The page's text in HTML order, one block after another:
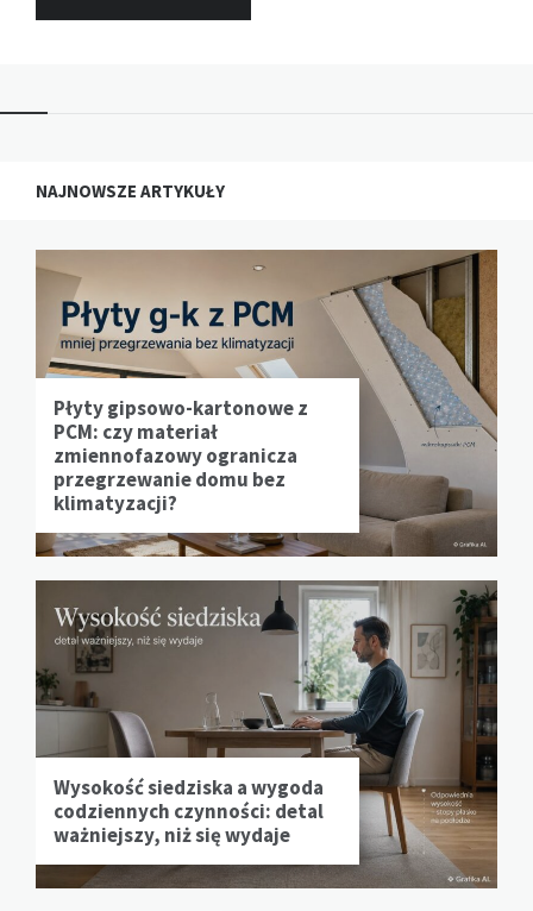
NAJNOWSZE ARTYKUŁY
Płyty gipsowo-kartonowe z
PCM: czy materiał
zmiennofazowy ogranicza
przegrzewanie domu bez
klimatyzacji?
Wysokość siedziska a wygoda
codziennych czynności: detal
ważniejszy, niż się wydaje